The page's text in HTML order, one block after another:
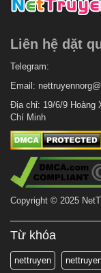
Liên hệ dặt
Telegram:
Email:
Địa chỉ: 19/6/9 Hoàng
Chí Minh
Copyright © 2025
Từ khóa
nettruyen